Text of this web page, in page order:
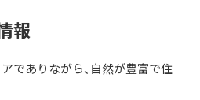
報
でありながら、自然が豊富で住